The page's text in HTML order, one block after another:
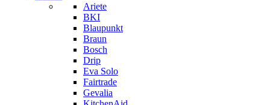
Ariete
BKI
Blaupunkt
Braun
Bosch
Drip
Eva Solo
Fairtrade
Gevalia